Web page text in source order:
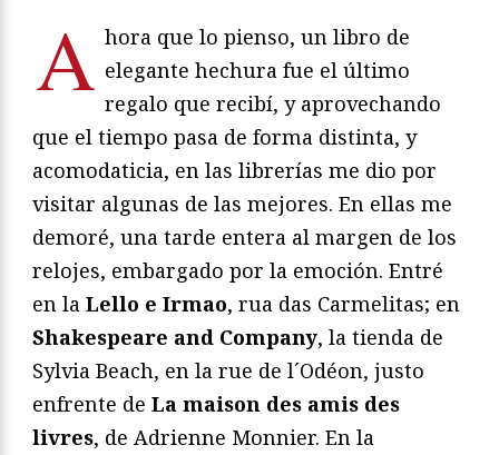
A hora que lo pienso, un libro de
elegante hechura fue el último
regalo que recibí, y aprovechando
que el tiempo pasa de forma distinta, y
acomodaticia, en las librerías me dio por
visitar algunas de las mejores. En ellas me
demoré, una tarde entera al margen de los
relojes, embargado por la emoción. Entré
en la Lello e Irmao, rua das Carmelitas; en
Shakespeare and Company, la tienda de
Sylvia Beach, en la rue de l´Odéon, justo
enfrente de La maison des amis des
livres, de Adrienne Monnier. En la